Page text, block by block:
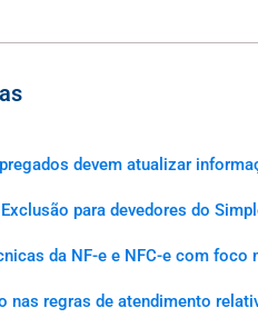
devem atualizar
para devedores do
da NF-e e NFC-e com foco
nas regras de atendimento